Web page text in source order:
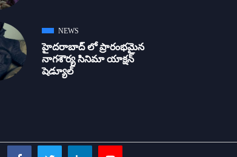
NEWS
హైదరాబాద్ లో ప్రారంభమైన
నాగశౌర్య సినిమా యాక్షన్
షెడ్యూల్